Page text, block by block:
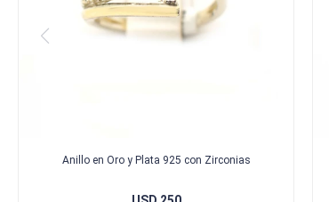
Anillo en Oro y Plata 925 con Zirconias